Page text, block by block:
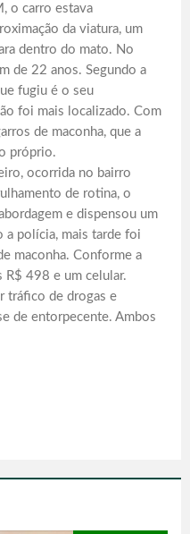
o carro estava
da viatura, um
dentro do mato. No
de 22 anos. Segundo a
fugiu é o seu
foi mais localizado. Com
de maconha, que a
próprio.
ocorrida no bairro
de rotina, o
e dispensou um
a polícia, mais tarde foi
maconha. Conforme a
R$ 498 e um celular.
tráfico de drogas e
de entorpecente. Ambos